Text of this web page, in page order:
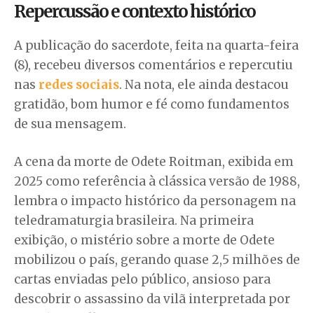
Repercussão e contexto histórico
A publicação do sacerdote, feita na quarta-feira
(8), recebeu diversos comentários e repercutiu
nas redes sociais. Na nota, ele ainda destacou
gratidão, bom humor e fé como fundamentos
de sua mensagem.
A cena da morte de Odete Roitman, exibida em
2025 como referência à clássica versão de 1988,
lembra o impacto histórico da personagem na
teledramaturgia brasileira. Na primeira
exibição, o mistério sobre a morte de Odete
mobilizou o país, gerando quase 2,5 milhões de
cartas enviadas pelo público, ansioso para
descobrir o assassino da vilã interpretada por